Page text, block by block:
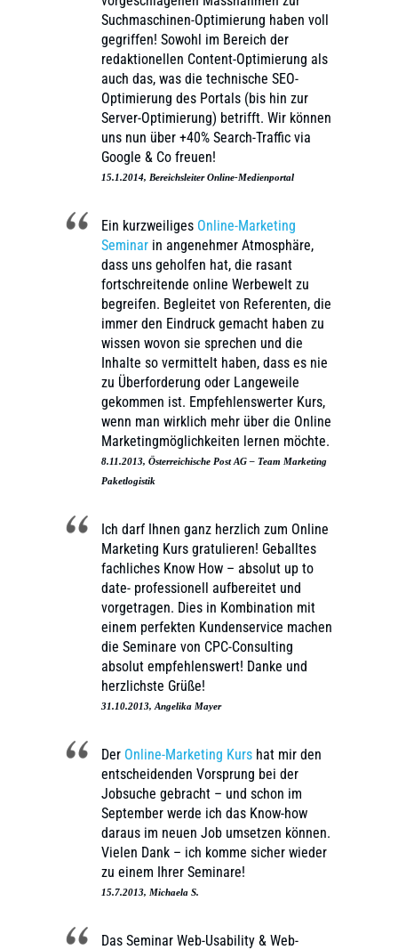
Suchmaschinen-Optimierung haben voll
gegriffen! Sowohl im Bereich der
redaktionellen Content-Optimierung als
auch das, was die technische SEO-
Optimierung des Portals (bis hin zur
Server-Optimierung) betrifft. Wir können
uns nun über +40% Search-Traffic via
Google & Co freuen!
15.1.2014, Bereichsleiter Online-Medienportal
Ein kurzweiliges Online-Marketing
Seminar in angenehmer Atmosphäre,
dass uns geholfen hat, die rasant
fortschreitende online Werbewelt zu
begreifen. Begleitet von Referenten, die
immer den Eindruck gemacht haben zu
wissen wovon sie sprechen und die
Inhalte so vermittelt haben, dass es nie
zu Überforderung oder Langeweile
gekommen ist. Empfehlenswerter Kurs,
wenn man wirklich mehr über die Online
Marketingmöglichkeiten lernen möchte.
8.11.2013, Österreichische Post AG – Team Marketing
Paketlogistik
Ich darf Ihnen ganz herzlich zum Online
Marketing Kurs gratulieren! Geballtes
fachliches Know How – absolut up to
date- professionell aufbereitet und
vorgetragen. Dies in Kombination mit
einem perfekten Kundenservice machen
die Seminare von CPC-Consulting
absolut empfehlenswert! Danke und
herzlichste Grüße!
31.10.2013, Angelika Mayer
Der Online-Marketing Kurs hat mir den
entscheidenden Vorsprung bei der
Jobsuche gebracht – und schon im
September werde ich das Know-how
daraus im neuen Job umsetzen können.
Vielen Dank – ich komme sicher wieder
zu einem Ihrer Seminare!
15.7.2013, Michaela S.
Das Seminar Web-Usability & Web-